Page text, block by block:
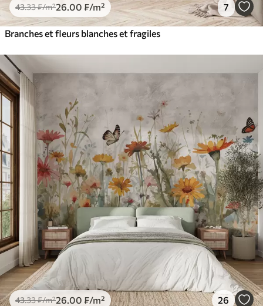
43.33₣/m²26 .00 ₣/m² 7
Branches et fleurs blanches et fragiles
43.33₣/m²26 .00 ₣/m² 26